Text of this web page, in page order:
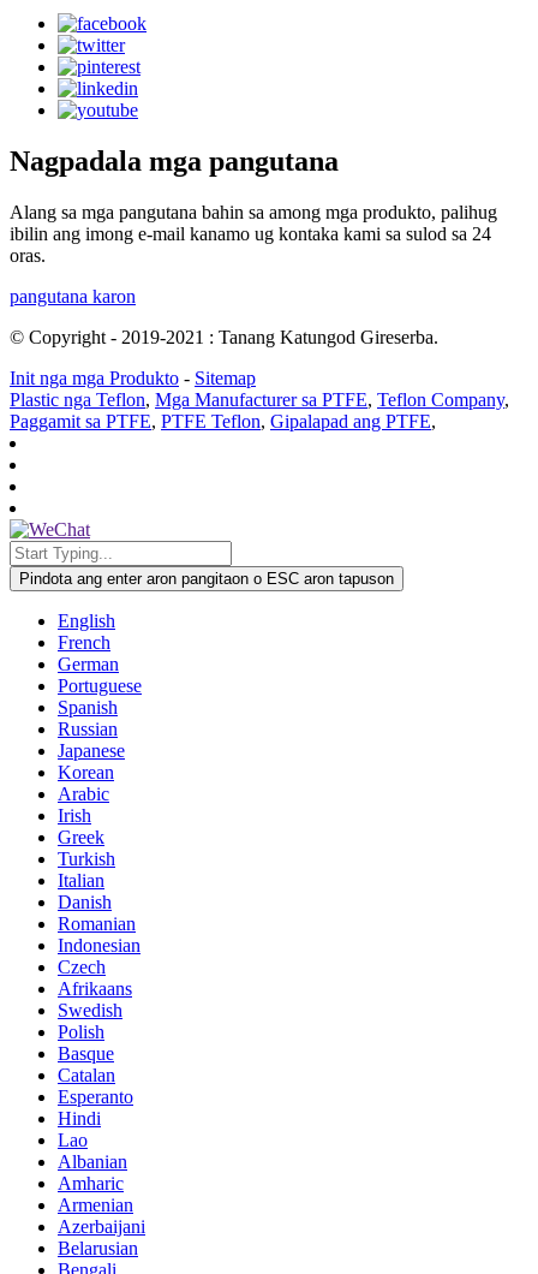
Nagpadala mga pangutana
Alang sa mga pangutana bahin sa among mga produkto, palihug
ibilin ang imong e-mail kanamo ug kontaka kami sa sulod sa 24
oras.
pangutana karon
© Copyright - 2019-2021 : Tanang Katungod Gireserba.
Init nga mga Produkto - Sitemap
Plastic nga Teflon, Mga Manufacturer sa PTFE, Teflon Company,
Paggamit sa PTFE, PTFE Teflon, Gipalapad ang PTFE,
Pindota ang enter aron pangitaon o ESC aron tapuson
English
French
German
Portuguese
Spanish
Russian
Japanese
Korean
Arabic
Irish
Greek
Turkish
Italian
Danish
Romanian
Indonesian
Czech
Afrikaans
Swedish
Polish
Basque
Catalan
Esperanto
Hindi
Lao
Albanian
Amharic
Armenian
Azerbaijani
Belarusian